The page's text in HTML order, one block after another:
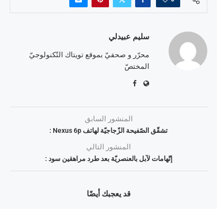
سليم عبيدلي
محرّر و صحفيّ بموقع تويتاك التّكنولوجيّ
المختصّ
المنشور السابق
تشقّق الصّفيحة الزّجاجيّة لهاتف Nexus 6p :
المنشور التالي
إتّهامات لآبل بالعنصريّة بعد طرد مراهقين سود :
قد يعجبك أيضًا